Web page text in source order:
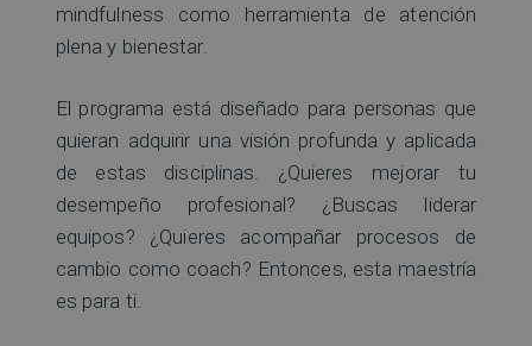
mindfulness como herramienta de atención
plena y bienestar.
El programa está diseñado para personas que
quieran adquirir una visión profunda y aplicada
de estas disciplinas. ¿Quieres mejorar tu
desempeño profesional? ¿Buscas liderar
equipos? ¿Quieres acompañar procesos de
cambio como coach? Entonces, esta maestría
es para ti.